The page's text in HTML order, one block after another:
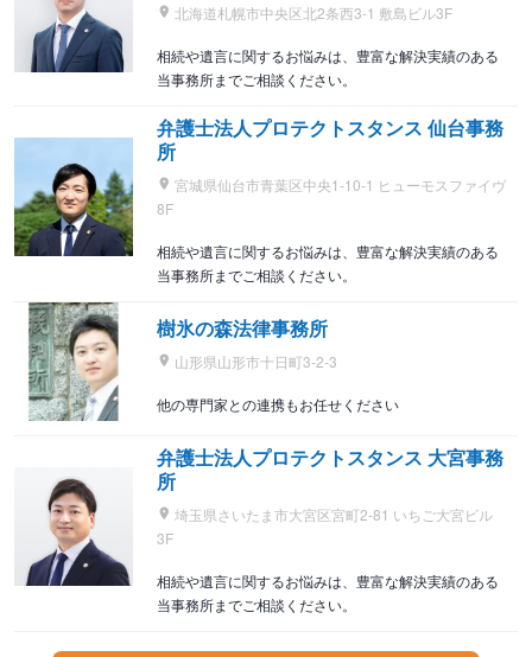
北海道札幌市中央区北2条西3-1 敷島ビル3F
相続や遺言に関するお悩みは、豊富な解決実績のある
当事務所までご相談ください。
弁護士法人プロテクトスタンス 仙台事務
所
宮城県仙台市青葉区中央1-10-1 ヒューモスファイヴ
8F
相続や遺言に関するお悩みは、豊富な解決実績のある
当事務所までご相談ください。
樹氷の森法律事務所
山形県山形市十日町3-2-3
他の専門家との連携もお任せください
弁護士法人プロテクトスタンス 大宮事務
所
埼玉県さいたま市大宮区宮町2-81 いちご大宮ビル
3F
相続や遺言に関するお悩みは、豊富な解決実績のある
当事務所までご相談ください。